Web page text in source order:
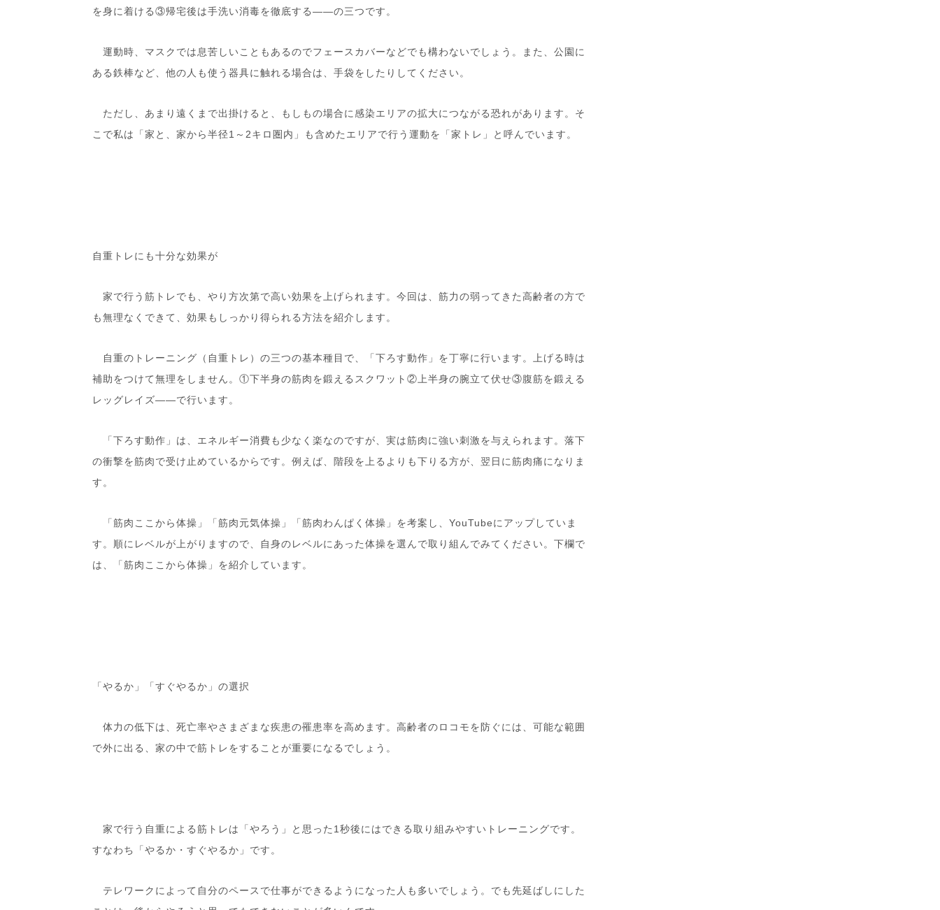
を身に着ける③帰宅後は手洗い消毒を徹底する――の三つです。
運動時、マスクでは息苦しいこともあるのでフェースカバーなどでも構わないでしょう。また、公園に
ある鉄棒など、他の人も使う器具に触れる場合は、手袋をしたりしてください。
ただし、あまり遠くまで出掛けると、もしもの場合に感染エリアの拡大につながる恐れがあります。そ
こで私は「家と、家から半径1 ～ 2キロ圏内」も含めたエリアで行う運動を「家トレ」と呼んでいます。
自重トレにも十分な効果が
家で行う筋トレでも、やり方次第で高い効果を上げられます。今回は、筋力の弱ってきた高齢者の方で
も無理なくできて、効果もしっかり得られる方法を紹介します。
自重のトレーニング（自重トレ）の三つの基本種目で、「下ろす動作」を丁寧に行います。上げる時は
補助をつけて無理をしません。①下半身の筋肉を鍛えるスクワット②上半身の腕立て伏せ③腹筋を鍛える
レッグレイズ――で行います。
「下ろす動作」は、エネルギー消費も少なく楽なのですが、実は筋肉に強い刺激を与えられます。落下
の衝撃を筋肉で受け止めているからです。例えば、階段を上るよりも下りる方が、翌日に筋肉痛になりま
す。
「筋肉ここから体操」「筋肉元気体操」「筋肉わんぱく体操」を考案し、 YouTubeにアップしていま
す。順にレベルが上がりますので、自身のレベルにあった体操を選んで取り組んでみてください。下欄で
は、「筋肉ここから体操」を紹介しています。
「やるか」「すぐやるか」の選択
体力の低下は、死亡率やさまざまな疾患の罹患率を高めます。高齢者のロコモを防ぐには、可能な範囲
で外に出る、家の中で筋トレをすることが重要になるでしょう。
家で行う自重による筋トレは「やろう」と思った 1 秒後にはできる取り組みやすいトレーニングです。
すなわち「やるか・すぐやるか」です。
テレワークによって自分のペースで仕事ができるようになった人も多いでしょう。でも先延ばしにした